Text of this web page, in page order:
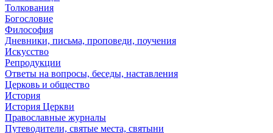
Толкования
Богословие
Философия
Дневники, письма, проповеди, поучения
Искусство
Репродукции
Ответы на вопросы, беседы, наставления
Церковь и общество
История
История Церкви
Православные журналы
Путеводители, святые места, святыни